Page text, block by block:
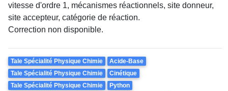
vitesse d'ordre 1, mécanismes réactionnels, site donneur,
site accepteur, catégorie de réaction.
Correction non disponible.
Theme
Tale Spécialité Physique Chimie
Acide-Base
Tale Spécialité Physique Chimie
Cinétique
Tale Spécialité Physique Chimie
Python